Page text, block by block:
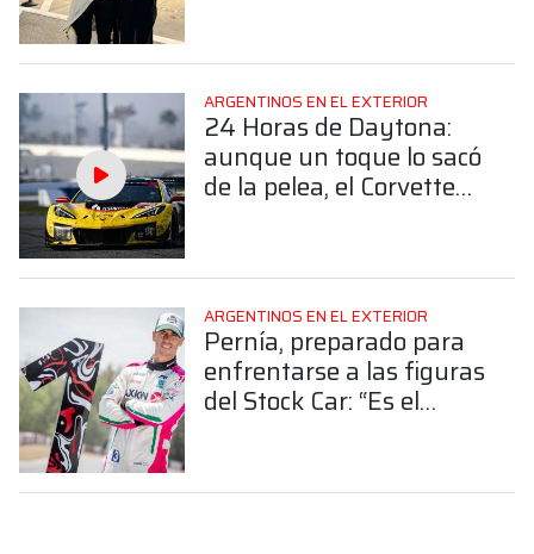
ARGENTINOS EN EL EXTERIOR
24 Horas de Daytona:
aunque un toque lo sacó
de la pelea, el Corvette
ARGENTINOS EN EL EXTERIOR
Pernía, preparado para
enfrentarse a las figuras
del Stock Car: “Es el